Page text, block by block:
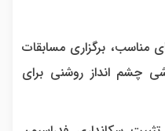
مناسب، برگزاری مسابقات
چشم انداز روشنی برای